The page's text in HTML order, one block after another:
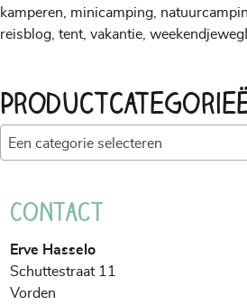
kamperen
minicamping
reisblog tent, vakantie weekendjeweg
Een categorie selecteren
Contact
Erve Hasselo
Schuttestraat 11
Vorden